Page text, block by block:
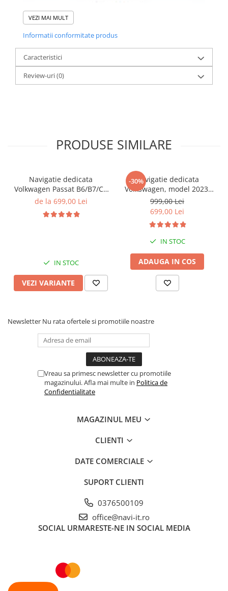
VEZI MAI MULT
Informatii conformitate produs
Caracteristici
Review-uri(0)
PRODUSE SIMILARE
Navigatie dedicata
Volkwagen Passat B6/B7/CC
Gri, 4GB RAM 64GB ROM,
Display QLED 10", DSP,
de la 699,00 Lei
IN STOC
VEZI VARIANTE
-30%Navigatie dedicata
Volkswagen, model 2023,
4GB RAM 64GB ROM,
Quadcore, Android 14,
Display QLED 7", DSP,
Carplay&Android Auto,
Suport camere AHD
999,00 Lei
699,00 Lei
IN STOC
ADAUGA IN COS
Newsletter Nu rata ofertele si promotiile noastre
Vreau sa primesc newsletter cu promotiile
magazinului. Afla mai multe in Politica de
Confidentialitate
MAGAZINUL MEU
CLIENTI
DATE COMERCIALE
SUPORT CLIENTI
0376500109
office@navi-it.ro
SOCIAL URMARESTE-NE IN SOCIAL MEDIA